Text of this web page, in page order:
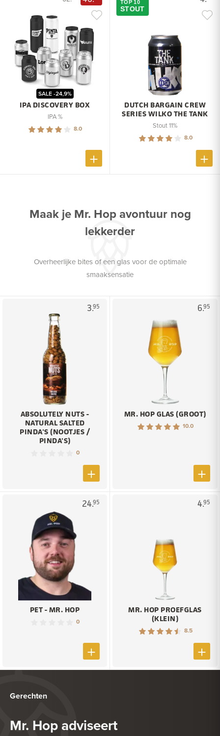
IPA DISCOVERY BOX
SALE -24,9%
IPA %
8.0
TOP 10
STOUT
DUTCH BARGAIN CREW
SERIES WILKO THE TANK
Stout 11%
8.0
Maak je Mr. Hop avontuur nog
lekkerder
Overheerlijke bites of een glas voor de optimale
smaaksensatie
3.95
ABSOLUTELY NUTS -
NATURAL SALTED
PINDA'S (NOOTJES /
PINDA'S)
0
6.95
MR. HOP GLAS (GROOT)
10.0
24.95
PET - MR. HOP
0
4.95
MR. HOP PROEFGLAS
(KLEIN)
8.5
Gerechten
Mr. Hop adviseert